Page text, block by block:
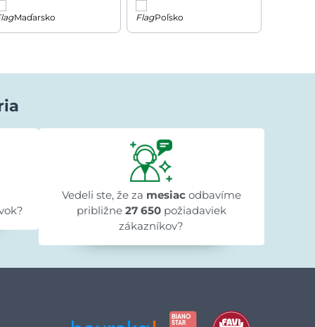
Maďarsko Poľsko
Lenka Beniaková
pred 1 dňom
★★★★★
★★★★★
★★★★★
"Objednali sme knižnicu do detskej izby,
objednávka bola vybavená rýchlo a tovar
je naozaj krásny. Ďakujeme"
Vedeli ste, že za mesiac odbavíme
približne27 650požiadaviek
zákazníkov?